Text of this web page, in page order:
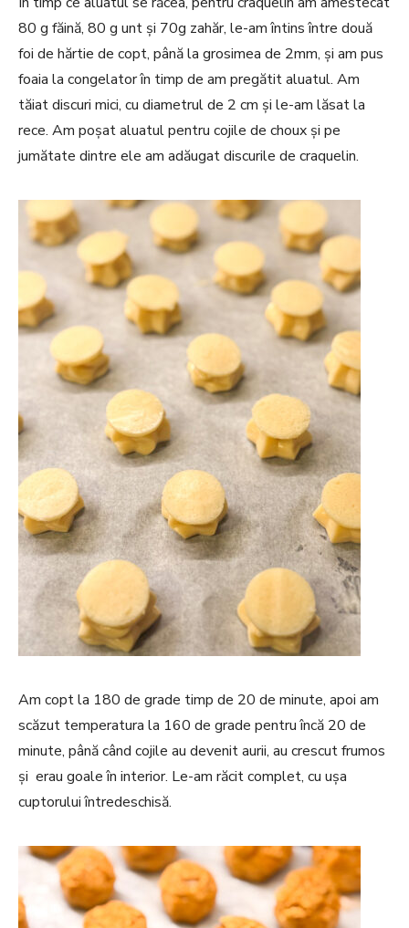
80 g făină, 80 g unt și 70g zahăr, le-am întins între două
foi de hărtie de copt, până la grosimea de 2mm, și am pus
foaia la congelator în timp de am pregătit aluatul. Am
tăiat discuri mici, cu diametrul de 2 cm și le-am lăsat la
rece. Am poșat aluatul pentru cojile de choux și pe
jumătate dintre ele am adăugat discurile de craquelin.
Am copt la 180 de grade timp de 20 de minute, apoi am
scăzut temperatura la 160 de grade pentru încă 20 de
minute, până când cojile au devenit aurii, au crescut frumos
și erau goale în interior. Le-am răcit complet, cu ușa
cuptorului întredeschisă.